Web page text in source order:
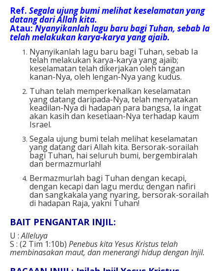
Ref. Segala ujung bumi melihat keselamatan yang
datang dari Allah kita.
Atau:Nyanyikanlah lagu baru bagi Tuhan, sebab Ia
telah melakukan karya-karya yang ajaib.
Nyanyikanlah lagu baru bagi Tuhan, sebab Ia
telah melakukan karya-karya yang ajaib;
keselamatan telah dikerjakan oleh tangan
kanan-Nya, oleh lengan-Nya yang kudus.
Tuhan telah memperkenalkan keselamatan
yang datang daripada-Nya, telah menyatakan
keadilan-Nya di hadapan para bangsa, Ia ingat
akan kasih dan kesetiaan-Nya terhadap kaum
Israel.
Segala ujung bumi telah melihat keselamatan
yang datang dari Allah kita. Bersorak-sorailah
bagi Tuhan, hai seluruh bumi, bergembiralah
dan bermazmurlah!
Bermazmurlah bagi Tuhan dengan kecapi,
dengan kecapi dan lagu merdu; dengan nafiri
dan sangkakala yang nyaring, bersorak-sorailah
di hadapan Raja, yakni Tuhan!
BAIT PENGANTAR INJIL:
U :Alleluya
S : (2 Tim 1:10b) Penebus kita Yesus Kristus telah
membinasakan maut, dan menerangi hidup dengan Injil.